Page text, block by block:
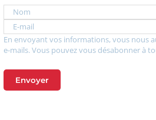
Nom
E-mail
En envoyant vos informations, vous nous
e-mails. Vous pouvez vous désabonner à
Envoyer